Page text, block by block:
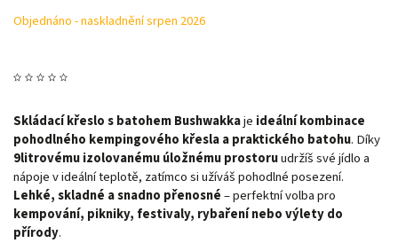
Objednáno - naskladnění srpen 2026
Skládací křeslo s batohem Bushwakkaje ideální kombinace
pohodlného kempingového křesla a praktického batohu. Díky
9litrovému izolovanému úložnému prostoruudržíš své jídlo a
nápoje v ideální teplotě, zatímco si užíváš pohodlné posezení.
Lehké, skladné a snadno přenosné– perfektní volba pro
kempování, pikniky, festivaly, rybaření nebo výlety do
přírody.